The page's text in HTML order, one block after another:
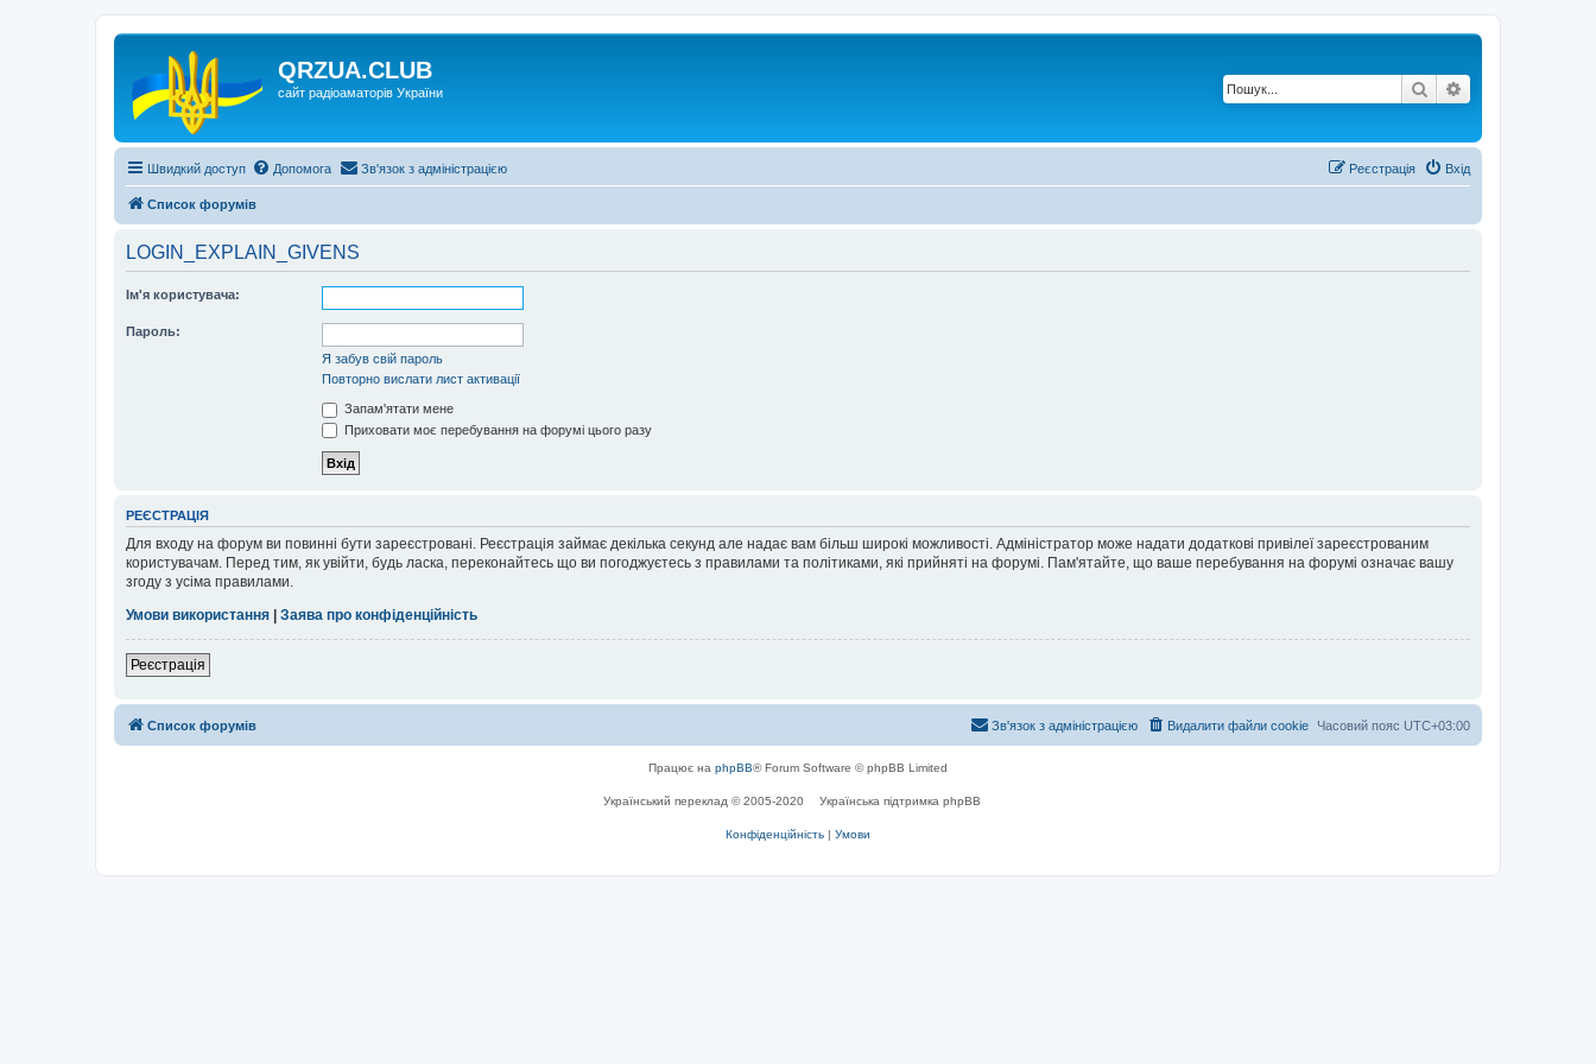
QRZUA.CLUB
сайт радіоаматорів України Пошук
Швидкий доступ Допомога Зв'язок з адміністрацією Вхід
Реєстрація
Список форумів
LOGIN_EXPLAIN_GIVENS
Ім'я користувача:
Пароль:
Я забув свій пароль
Повторно вислати лист активації
Запам'ятати мене
Приховати моє перебування на форумі цього разу
РЕЄСТРАЦІЯ
Для входу на форум ви повинні бути зареєстровані. Реєстрація займає декілька секунд але надає вам більш широкі можливості. Адміністратор може надати додаткові привілеї зареєстрованим
користувачам. Перед тим, як увійти, будь ласка, переконайтесь що ви погоджуєтесь з правилами та політиками, які прийняті на форумі. Пам'ятайте, що ваше перебування на форумі означає вашу
згоду з усіма правилами.
Умови використання | Заява про конфіденційність
Реєстрація
Список форумів Часовий пояс UTC+03:00
Видалити файли cookie
Зв'язок з адміністрацією
Працює на phpBB® Forum Software © phpBB Limited
Український переклад © 2005-2020 Українська підтримка phpBB
Конфіденційність | Умови